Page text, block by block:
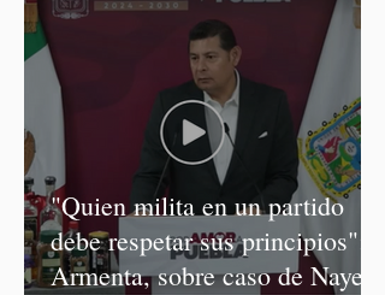
"Quien milita en un partido
debe respetar sus principios":
Armenta, sobre caso de Nayeli